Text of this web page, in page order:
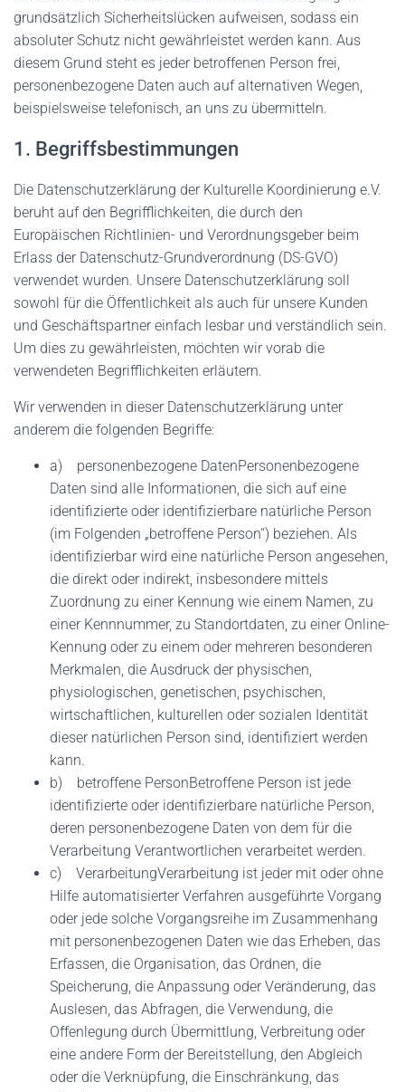
grundsätzlich Sicherheitslücken aufweisen, sodass ein
absoluter Schutz nicht gewährleistet werden kann. Aus
diesem Grund steht es jeder betroffenen Person frei,
personenbezogene Daten auch auf alternativen Wegen,
beispielsweise telefonisch, an uns zu übermitteln.
1. Begriffsbestimmungen
Die Datenschutzerklärung der Kulturelle Koordinierung e.V.
beruht auf den Begrifflichkeiten, die durch den
Europäischen Richtlinien- und Verordnungsgeber beim
Erlass der Datenschutz-Grundverordnung (DS-GVO)
verwendet wurden. Unsere Datenschutzerklärung soll
sowohl für die Öffentlichkeit als auch für unsere Kunden
und Geschäftspartner einfach lesbar und verständlich sein.
Um dies zu gewährleisten, möchten wir vorab die
verwendeten Begrifflichkeiten erläutern.
Wir verwenden in dieser Datenschutzerklärung unter
anderem die folgenden Begriffe:
a) personenbezogene DatenPersonenbezogene
Daten sind alle Informationen, die sich auf eine
identifizierte oder identifizierbare natürliche Person
(im Folgenden „betroffene Person“) beziehen. Als
identifizierbar wird eine natürliche Person angesehen,
die direkt oder indirekt, insbesondere mittels
Zuordnung zu einer Kennung wie einem Namen, zu
einer Kennnummer, zu Standortdaten, zu einer Online-
Kennung oder zu einem oder mehreren besonderen
Merkmalen, die Ausdruck der physischen,
physiologischen, genetischen, psychischen,
wirtschaftlichen, kulturellen oder sozialen Identität
dieser natürlichen Person sind, identifiziert werden
kann.
b) betroffene PersonBetroffene Person ist jede
identifizierte oder identifizierbare natürliche Person,
deren personenbezogene Daten von dem für die
Verarbeitung Verantwortlichen verarbeitet werden.
c) VerarbeitungVerarbeitung ist jeder mit oder ohne
Hilfe automatisierter Verfahren ausgeführte Vorgang
oder jede solche Vorgangsreihe im Zusammenhang
mit personenbezogenen Daten wie das Erheben, das
Erfassen, die Organisation, das Ordnen, die
Speicherung, die Anpassung oder Veränderung, das
Auslesen, das Abfragen, die Verwendung, die
Offenlegung durch Übermittlung, Verbreitung oder
eine andere Form der Bereitstellung, den Abgleich
oder die Verknüpfung, die Einschränkung, das